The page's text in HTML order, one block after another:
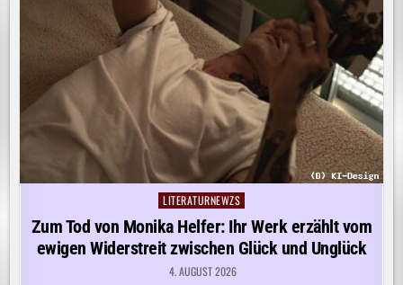
Posted
in
LITERATURNEWZS
Zum Tod von Monika Helfer: Ihr Werk erzählt vom
ewigen Widerstreit zwischen Glück und Unglück
4. AUGUST 2026